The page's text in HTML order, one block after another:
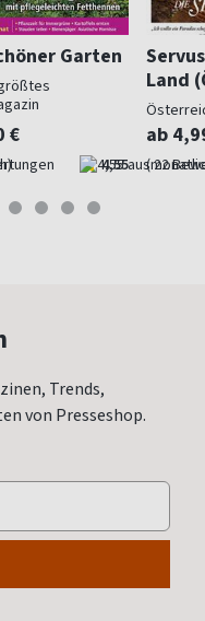
Garten
€
4,55
Land
ab
Trends,
von Presseshop.